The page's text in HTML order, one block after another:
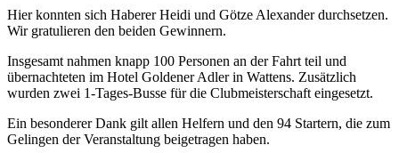
Hier konnten sich Haberer Heidi und Götze Alexander durchsetzen.
Wir gratulieren den beiden Gewinnern.
Insgesamt nahmen knapp 100 Personen an der Fahrt teil und
übernachteten im Hotel Goldener Adler in Wattens. Zusätzlich
wurden zwei 1-Tages-Busse für die Clubmeisterschaft eingesetzt.
Ein besonderer Dank gilt allen Helfern und den 94 Startern, die zum
Gelingen der Veranstaltung beigetragen haben.